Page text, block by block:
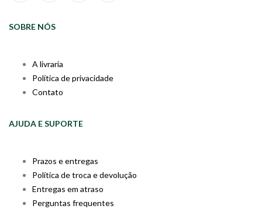
SOBRE NÓS
A livraria
Política de privacidade
Contato
AJUDA E SUPORTE
Prazos e entregas
Política de troca e devolução
Entregas em atraso
Perguntas frequentes